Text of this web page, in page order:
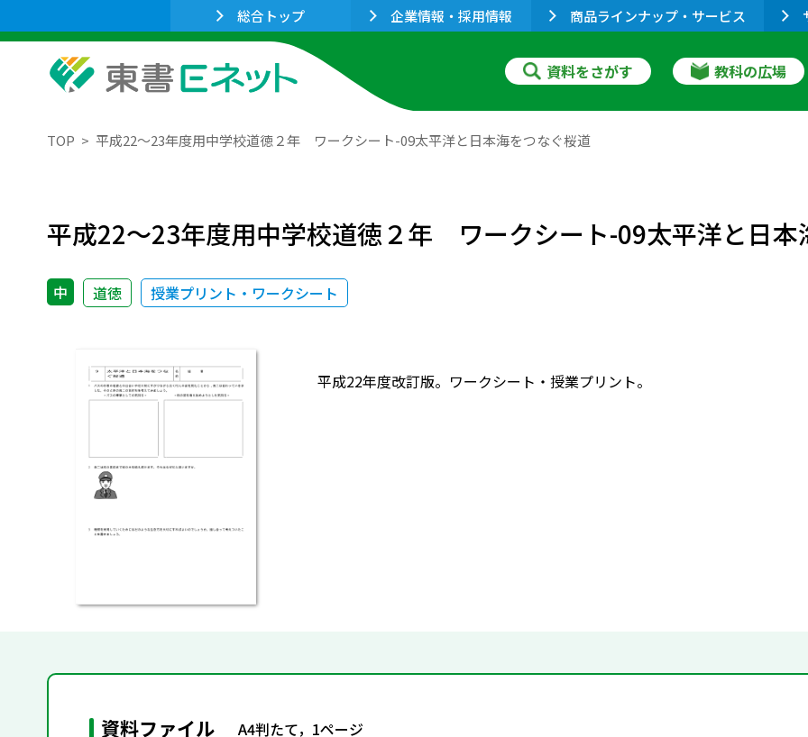
総合トップ 企業情報・採用情報 商品ラインナップ・サービス
資料をさがす 教科の広場
TOP 平成22～23年度用中学校道徳２年 ワークシート-09太平洋と日本海をつなぐ桜道
平成22～23年度用中学校道徳２年 ワークシート-09太平洋と日本
中 道徳 授業プリント・ワークシート
平成22年度改訂版。ワークシート・授業プリント。
資料ファイル A4判たて，1ページ